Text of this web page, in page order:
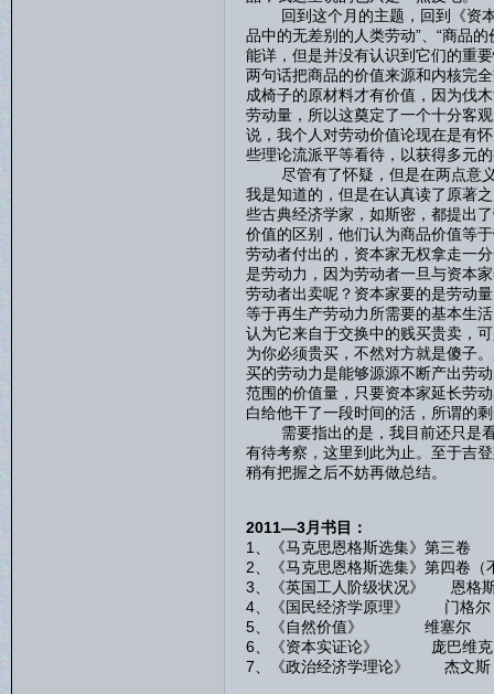
回到这个月的主题，回到《资本
品中的无差别的人类劳动”、“商品
能详，但是并没有认识到它们的重
两句话把商品的价值来源和内核完
成椅子的原材料才有价值，因为伐
劳动量，所以这奠定了一个十分客
说，我个人对劳动价值论现在是有
些理论流派平等看待，以获得多元
尽管有了怀疑，但是在两点意义
我是知道的，但是在认真读了原著
些古典经济学家，如斯密，都提出
价值的区别，他们认为商品价值等
劳动者付出的，资本家无权拿走一
是劳动力，因为劳动者一旦与资本
劳动者出卖呢？资本家要的是劳动
等于再生产劳动力所需要的基本生
认为它来自于交换中的贱买贵卖，
为你必须贵买，不然对方就是傻子
买的劳动力是能够源源不断产出劳
范围的价值量，只要资本家延长劳
白给他干了一段时间的活，所谓的
需要指出的是，我目前还只是看
有待考察，这里到此为止。至于吉
稍有把握之后不妨再做总结。
2011—3月书目：
1、《马克思恩格斯选集》第三卷
2、《马克思恩格斯选集》第四卷（
3、《英国工人阶级状况》 恩格
4、《国民经济学原理》 门格尔
5、《自然价值》 维塞尔
6、《资本实证论》 庞巴维克
7、《政治经济学理论》 杰文斯